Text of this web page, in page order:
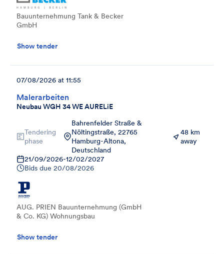
Bauunternehmung Tank & Becker
GmbH
Show tender
Malerarbeiten
Neubau WGH 34 WE AURELiE
07/08/2026 at 11:55
Tendering
phase
Bahrenfelder Straße &
Nöltingstraße, 22765
Hamburg-Altona,
Deutschland
48 km
away
21/09/2026-12/02/2027
Bids due 20/08/2026
AUG. PRIEN Bauunternehmung (GmbH
& Co. KG) Wohnungsbau
Show tender